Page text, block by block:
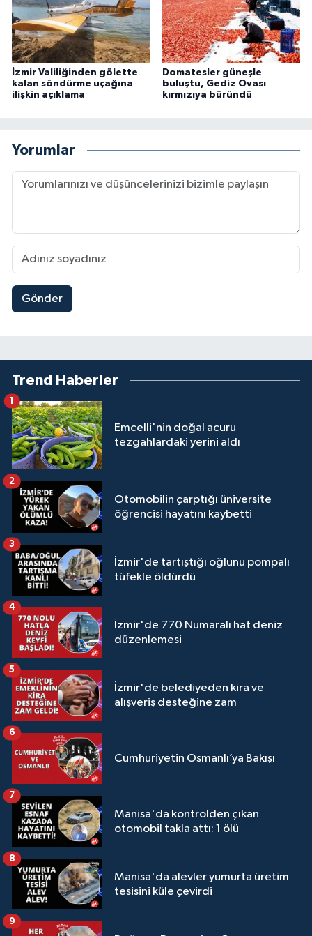
İzmir Valiliğinden gölette
kalan söndürme uçağına
ilişkin açıklama
Domatesler güneşle
buluştu, Gediz Ovası
kırmızıya büründü
Yorumlar
Gönder
Trend Haberler
Emcelli'nin doğal acuru
tezgahlardaki yerini aldı
1
Otomobilin çarptığı üniversite
öğrencisi hayatını kaybetti
2
İzmir'de tartıştığı oğlunu pompalı
tüfekle öldürdü
3
İzmir'de 770 Numaralı hat deniz
düzenlemesi
4
İzmir'de belediyeden kira ve
alışveriş desteğine zam
5
Cumhuriyetin Osmanlı’ya Bakışı
6
Manisa'da kontrolden çıkan
otomobil takla attı: 1 ölü
7
Manisa'da alevler yumurta üretim
tesisini küle çevirdi
8
9